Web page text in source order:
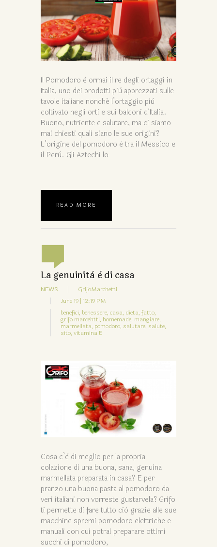
Il Pomodoro è ormai il re degli ortaggi in
Italia, uno dei prodotti più apprezzati sulle
tavole italiane nonché l’ortaggio più
coltivato negli orti e sui balconi d’Italia.
Buono, nutriente e salutare, ma ci siamo
mai chiesti quali siano le sue origini?
L’origine del pomodoro è tra il Messico e
il Perù. Gli Aztechi lo
READ MORE
La genuinità è di casa
NEWS
GrifoMarchetti
June 19 | 12:19 PM
benefici, benessere, casa, dieta, fatto,
grifo marcehtti, homemade, mangiare,
marmellata, pomodoro, salutare, salute,
sito, vitamina E
Cosa c’è di meglio per la propria
colazione di una buona, sana, genuina
marmellata preparata in casa? E per
pranzo una buona pasta al pomodoro da
veri italiani non vorreste gustarvela? Grifo
ti permette di fare tutto ciò grazie alle sue
macchine spremi pomodoro elettriche e
manuali con cui potrai preparare ottimi
succhi di pomodoro,